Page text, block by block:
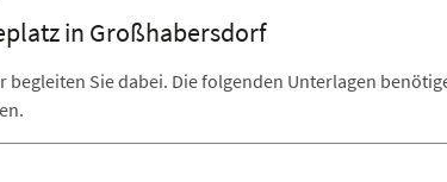
in Großhabersdorf
begleiten Sie dabei. Die folgenden Unterlagen